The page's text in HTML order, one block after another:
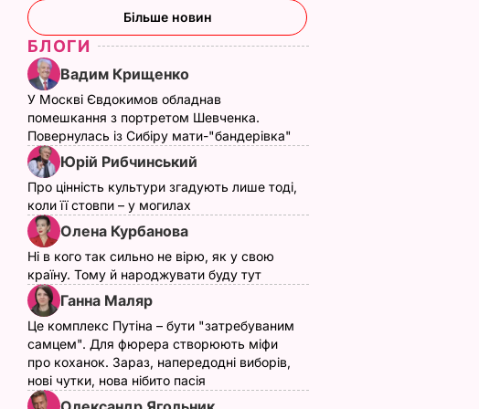
Більше новин
БЛОГИ
Вадим Крищенко
У Москві Євдокимов обладнав
помешкання з портретом Шевченка.
Повернулась із Сибіру мати-"бандерівка"
Юрій Рибчинський
Про цінність культури згадують лише тоді,
коли її стовпи – у могилах
Олена Курбанова
Ні в кого так сильно не вірю, як у свою
країну. Тому й народжувати буду тут
Ганна Маляр
Це комплекс Путіна – бути "затребуваним
самцем". Для фюрера створюють міфи
про коханок. Зараз, напередодні виборів,
нові чутки, нова нібито пасія